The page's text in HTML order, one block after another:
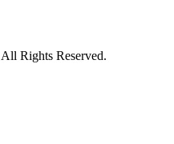
Rights Reserved.